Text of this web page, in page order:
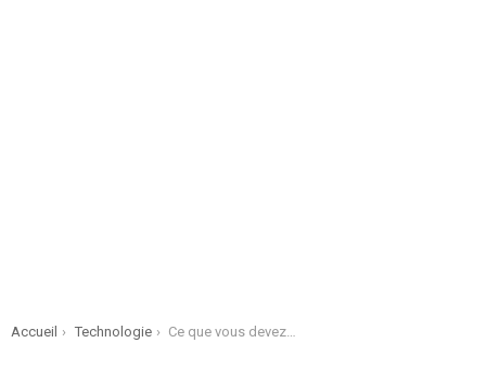
You are here:
Accueil Technologie Ce que vous devez savoir sur le téléchargeur de vidéos Youtube